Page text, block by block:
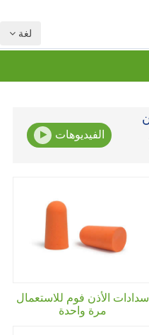
لغة
الفيديوهات
سدادات الأذن فوم للاستعمال
مرة واحدة